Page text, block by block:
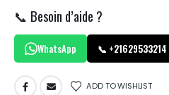
📞 Besoin d’aide ?
WhatsApp 📞 +21629533214
ADD TO WISHLIST